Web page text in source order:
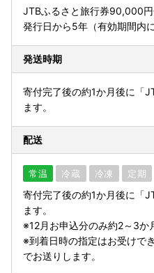
JTBふるさと旅行券90,000
発行日から5年（有効期間内に
発送時期
寄付完了後の約1か月後に「
ます。
配送
常温 冷蔵 冷凍 定期
寄付完了後の約1か月後に「
ます。
※12月お申込分のみ約2～3か
※到着日時の指定はお受けで
でお送りします。